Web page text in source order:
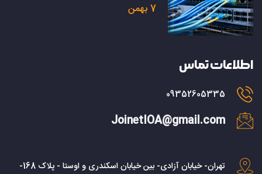
7 بهمن
اطلاعات تماس
09352605335
JoinetIOA@gmail.com
تهران- خیابان آزادی- بین خیابان اسکندری و اوستا - پلاک 168-